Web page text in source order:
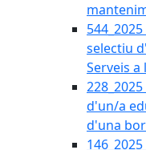
selectiu
Serveis a
d'un/a
d'una